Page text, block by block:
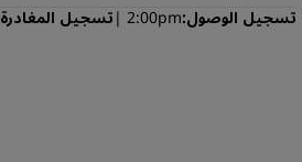
فنادق مناسبة للعائلات
تسجيل الوصول 2:00pm تسجيل المغادرة